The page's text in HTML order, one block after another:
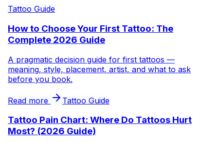
Tattoo Guide
How to Choose Your First Tattoo: The
Complete 2026 Guide
A pragmatic decision guide for first tattoos —
meaning, style, placement, artist, and what to ask
before you book.
Read more Tattoo Guide
Tattoo Pain Chart: Where Do Tattoos Hurt
Most? (2026 Guide)